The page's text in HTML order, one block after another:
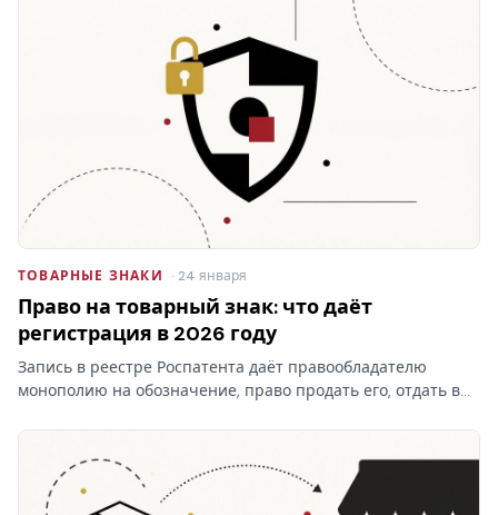
ТОВАРНЫЕ ЗНАКИ · 24 января
Право на товарный знак: что даёт
регистрация в 2026 году
Запись в реестре Роспатента даёт правообладателю
монополию на обозначение, право продать его, отдать в
что на практике даёт право на товарный знак, где
проходят…